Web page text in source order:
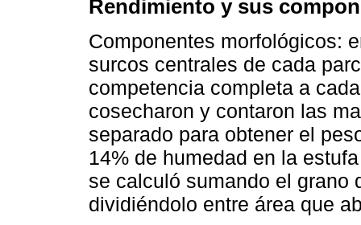
Rendimiento y sus
Componentes morfológicos:
surcos centrales de cada
competencia completa a
cosecharon y contaron las
separado para obtener el
14% de humedad en la
se calculó sumando el grano
dividiéndolo entre área que